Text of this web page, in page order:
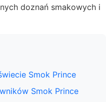
doznań smakowych i
Smok Prince
Smok Prince